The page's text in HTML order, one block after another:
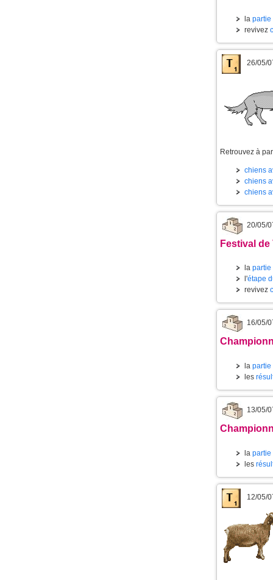
la partie
revivez
26/05/
Retrouvez à
chiens
chiens
chiens
20/05/
Festival de
la partie
l'étape
revivez
16/05/
la partie
les
13/05/
la partie
les
12/05/